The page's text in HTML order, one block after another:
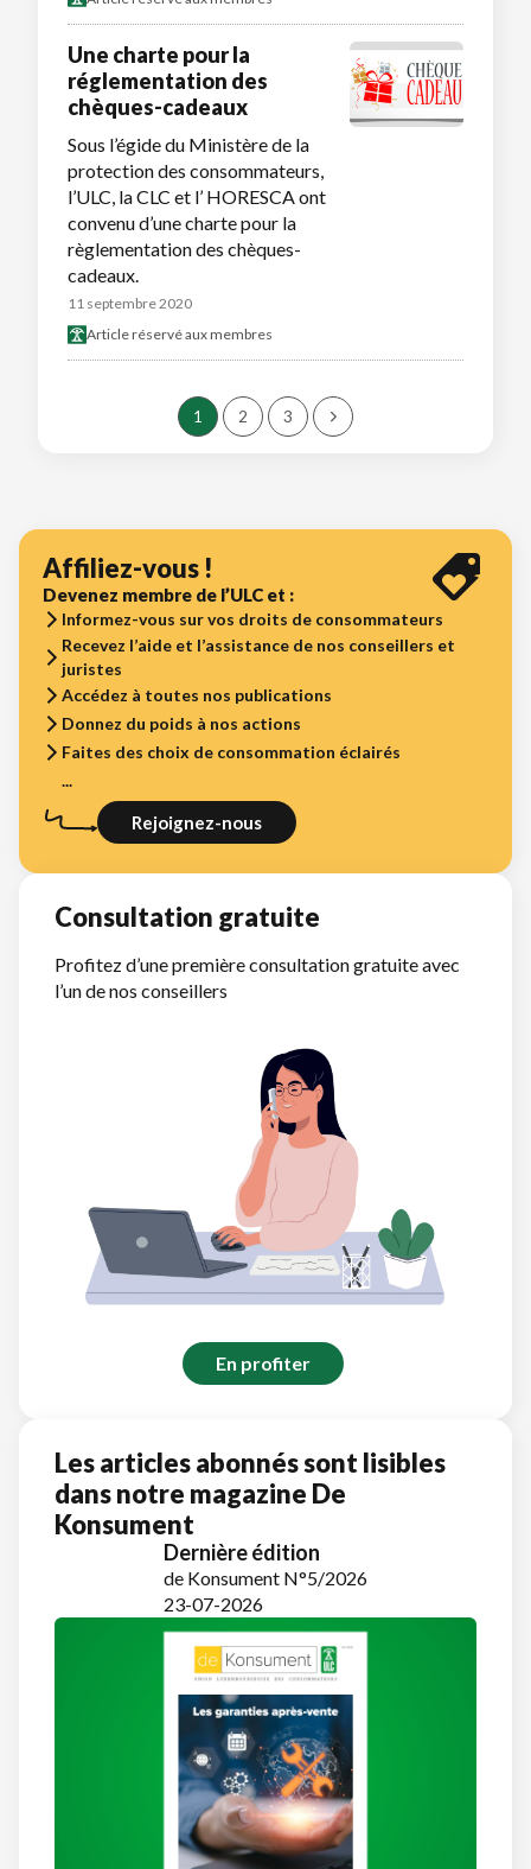
Une charte pour la
réglementation des
chèques-cadeaux
Sous l’égide du Ministère de la
protection des consommateurs,
l’ULC, la CLC et l’ HORESCA ont
convenu d’une charte pour la
règlementation des chèques-
cadeaux.
11 septembre 2020
Article réservé aux membres
1 2 3
Affiliez-vous !
Devenez membre de l’ULC et :
Informez-vous sur vos droits de consommateurs
Recevez l’aide et l’assistance de nos conseillers et
juristes
Accédez à toutes nos publications
Donnez du poids à nos actions
Faites des choix de consommation éclairés
...
Rejoignez-nous
Consultation gratuite
Profitez d’une première consultation gratuite avec
l’un de nos conseillers
En profiter
Les articles abonnés sont lisibles
dans notre magazine De
Konsument
Dernière édition
de Konsument N°5/2026
23-07-2026